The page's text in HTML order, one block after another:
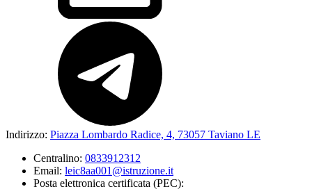
Indirizzo: Piazza Lombardo Radice, 4, 73057 Taviano LE
Centralino: 0833912312
Email: leic8aa001@istruzione.it
Posta elettronica certificata (PEC):